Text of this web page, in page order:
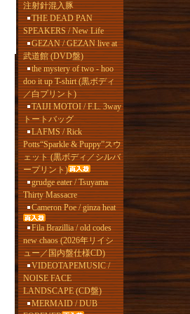
注射針混入豚
THE DEAD PAN
SPEAKERS / New Life
GEZAN / GEZAN live at
武道館 (DVD盤)
the mystery of two - hoo
doo it up T-shirt (黒ボディ
／白プリント)
TAIJI MOTOI / F.L. 3way
トートバッグ
LAFMS / Rick
Potts“Sparkle & Puppy”スウ
ェット (黒ボディ／シルバ
ープリント)
grudge eater / Tsuyama
Thirty Massacre
Cameron Poe / ginza heat
Fila Brazillia / old codes
new chaos (2026年リイシ
ュー／国内盤仕様CD)
VIDEOTAPEMUSIC /
NOISE FACE
LANDSCAPE (CD盤)
MERMAID / DUB